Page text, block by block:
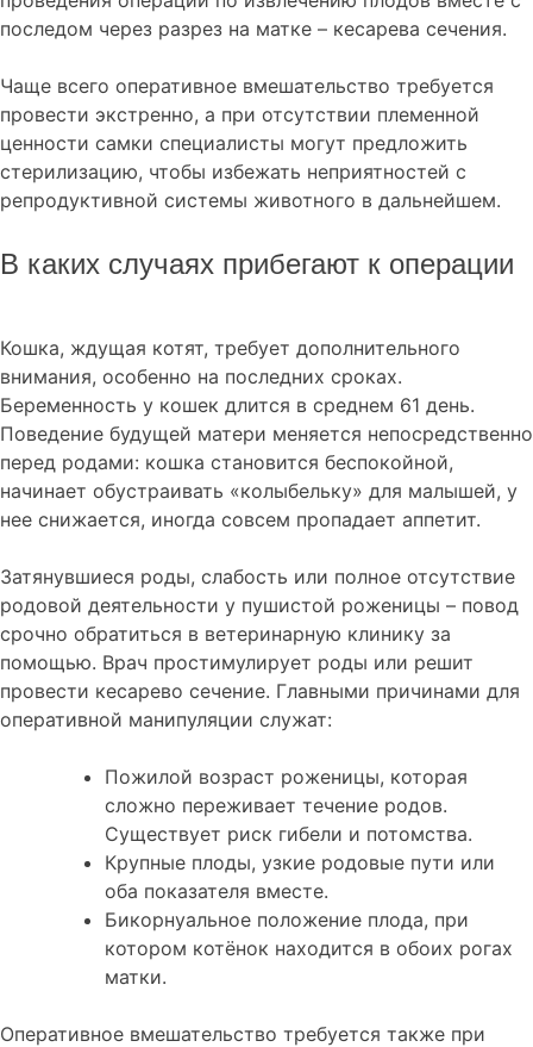
последом через разрез на матке – кесарева сечения.
Чаще всего оперативное вмешательство требуется
провести экстренно, а при отсутствии племенной
ценности самки специалисты могут предложить
стерилизацию, чтобы избежать неприятностей с
репродуктивной системы животного в дальнейшем.
В каких случаях прибегают к операции
Кошка, ждущая котят, требует дополнительного
внимания, особенно на последних сроках.
Беременность у кошек длится в среднем 61 день.
Поведение будущей матери меняется непосредственно
перед родами: кошка становится беспокойной,
начинает обустраивать «колыбельку» для малышей, у
нее снижается, иногда совсем пропадает аппетит.
Затянувшиеся роды, слабость или полное отсутствие
родовой деятельности у пушистой роженицы – повод
срочно обратиться в ветеринарную клинику за
помощью. Врач простимулирует роды или решит
провести кесарево сечение. Главными причинами для
оперативной манипуляции служат:
Пожилой возраст роженицы, которая
сложно переживает течение родов.
Существует риск гибели и потомства.
Крупные плоды, узкие родовые пути или
оба показателя вместе.
Бикорнуальное положение плода, при
котором котёнок находится в обоих рогах
матки.
Оперативное вмешательство требуется также при